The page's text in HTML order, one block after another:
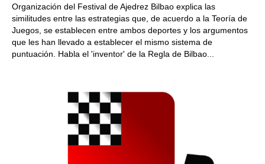
Organización del Festival de Ajedrez Bilbao explica las
similitudes entre las estrategias que, de acuerdo a la Teoría de
Juegos, se establecen entre ambos deportes y los argumentos
que les han llevado a establecer el mismo sistema de
puntuación. Habla el 'inventor' de la Regla de Bilbao...